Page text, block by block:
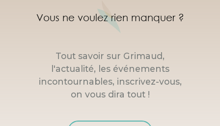
Vous ne voulez rien manquer ?
Tout savoir sur Grimaud,
l'actualité, les événements
incontournables, inscrivez-vous,
on vous dira tout !